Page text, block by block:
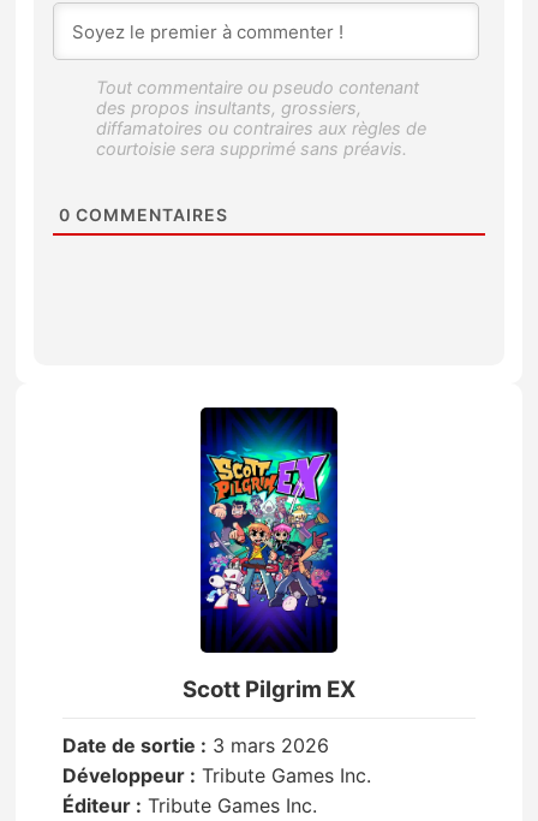
0 COMMENTAIRES
Scott Pilgrim EX
Date de sortie : 3 mars 2026
Développeur : Tribute Games Inc.
Éditeur : Tribute Games Inc.